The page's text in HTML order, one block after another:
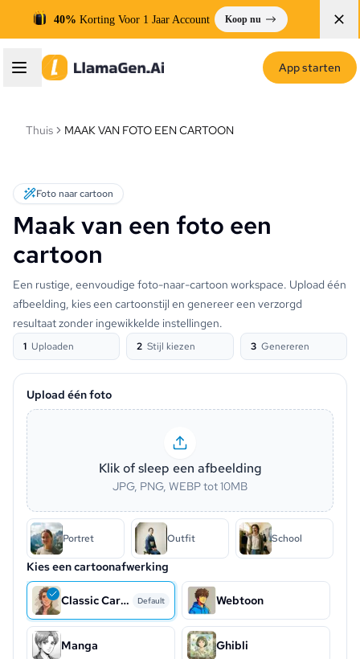
40% Korting Voor 1 Jaar Account Koop nu
App starten
Thuis MAAK VAN FOTO EEN CARTOON
Foto naar cartoon
Maak van een foto een
cartoon
Een rustige, eenvoudige foto-naar-cartoon workspace. Upload één
afbeelding, kies een cartoonstijl en genereer een verzorgd
resultaat zonder ingewikkelde instellingen.
1 Uploaden 2 Stijl kiezen 3 Genereren
Upload één foto
Klik of sleep een afbeelding
JPG, PNG, WEBP tot 10MB
Portret Outfit School
Kies een cartoonafwerking
Classic CartoonDefault Webtoon
Manga Ghibli